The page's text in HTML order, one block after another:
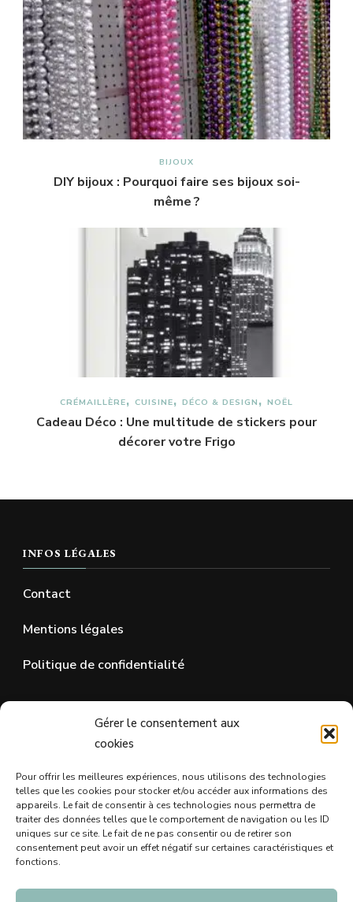
Gérer le consentement aux
cookies
Pour offrir les meilleures expériences, nous utilisons des technologies
telles que les cookies pour stocker et/ou accéder aux informations des
appareils. Le fait de consentir à ces technologies nous permettra de
traiter des données telles que le comportement de navigation ou les ID
uniques sur ce site. Le fait de ne pas consentir ou de retirer son
consentement peut avoir un effet négatif sur certaines caractéristiques et
fonctions.
BIJOUX
DIY bijoux : Pourquoi faire ses bijoux soi-
même ?
CRÉMAILLÈRE CUISINE DÉCO & DESIGN NOËL
Cadeau Déco : Une multitude de stickers pour
décorer votre Frigo
INFOS LÉGALES
Contact
Mentions légales
Politique de confidentialité
SUR LES RÉSEAUX SOCIAUX